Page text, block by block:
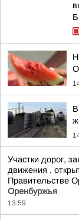
Участки дорог,
движения ,
Правительстве
Оренбуржья
13:59